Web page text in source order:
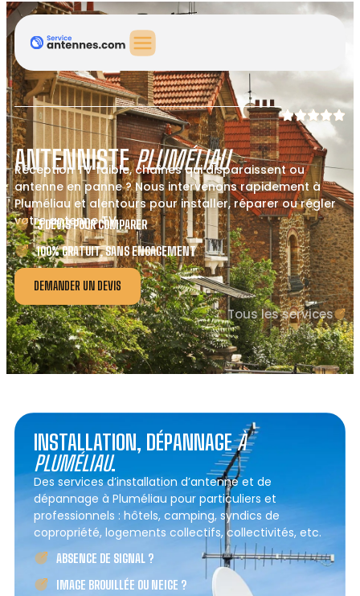
ANTENNISTEPLUMÉLIAU
Réception TV faible, chaînes qui disparaissent ou
antenne en panne ? Nous intervenons rapidement à
Pluméliau et alentours pour installer, réparer ou régler
votre antenne TV.
3 DEVIS POUR COMPARER
100% GRATUIT, SANS ENGAGEMENT
DEMANDER UN DEVIS
Tous les services
INSTALLATION, DÉPANNAGEÀ
PLUMÉLIAU.
Des services d’installation d’antenne et de
dépannage à Pluméliau pour particuliers et
professionnels : hôtels, camping, syndics de
copropriété, logements collectifs, collectivités, etc.
ABSENCE DE SIGNAL ?
IMAGE BROUILLÉE OU NEIGE ?